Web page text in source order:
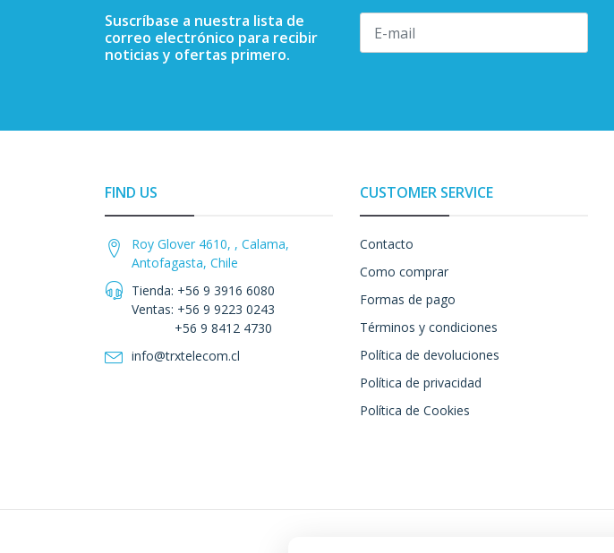
Suscríbase a nuestra lista de
correo electrónico para recibir
noticias y ofertas primero.
FIND US
Roy Glover 4610, , Calama,
Antofagasta, Chile
Tienda: +56 9 3916 6080
Ventas: +56 9 9223 0243
+56 9 8412 4730
info@trxtelecom.cl
CUSTOMER SERVICE
Contacto
Como comprar
Formas de pago
Términos y condiciones
Política de devoluciones
Política de privacidad
Política de Cookies